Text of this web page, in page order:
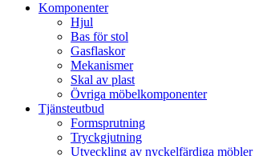
Komponenter
Hjul
Bas för stol
Gasflaskor
Mekanismer
Skal av plast
Övriga möbelkomponenter
Tjänsteutbud
Formsprutning
Tryckgjutning
Utveckling av nyckelfärdiga möbler